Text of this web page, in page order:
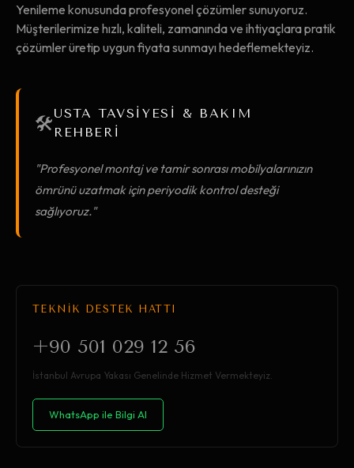
Yenileme konusunda profesyonel çözümler sunuyoruz.
Müşterilerimize hızlı, kaliteli, zamanında ve ihtiyaçlara pratik
çözümler üretip uygun fiyata sunmayı hedeflemekteyiz.
🛠️USTA TAVSİYESİ & BAKIM
REHBERİ
"Profesyonel montaj ve tamir sonrası mobilyalarınızın
ömrünü uzatmak için periyodik kontrol desteği
sağlıyoruz."
TEKNİK DESTEK HATTI
+90 501 029 12 56
İstanbul Avrupa Yakası Genelinde Hizmet Vermekteyiz.
WhatsApp ile Bilgi Al